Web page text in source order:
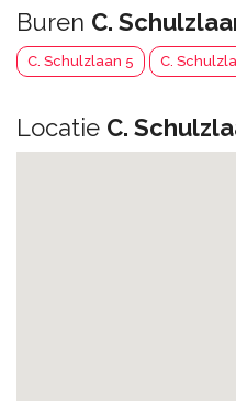
Buren C.
C. Schulzlaan 5 C.
Locatie C.